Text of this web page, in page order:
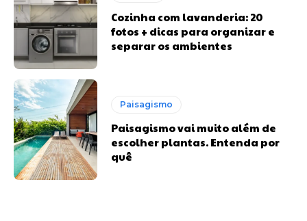
Cozinha com lavanderia: 20
fotos + dicas para organizar e
separar os ambientes
Paisagismo
Paisagismo vai muito além de
escolher plantas. Entenda por
quê